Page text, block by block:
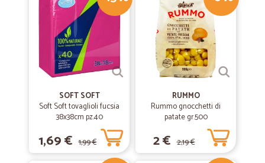
SOFT SOFT
Soft Soft tovaglioli fucsia
38x38cm pz.40
1,69 € 1,99 €
RUMMO
Rummo gnocchetti di
patate gr.500
2 € 2,19 €